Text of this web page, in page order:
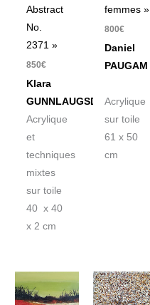
Abstract
No.
2371 »
850€
Klara
GUNNLAUGSDOTTIR
Acrylique
et
techniques
mixtes
sur toile
40 x 40
x 2 cm
femmes »
800€
Daniel
PAUGAM
Acrylique
sur toile
61 x 50
cm